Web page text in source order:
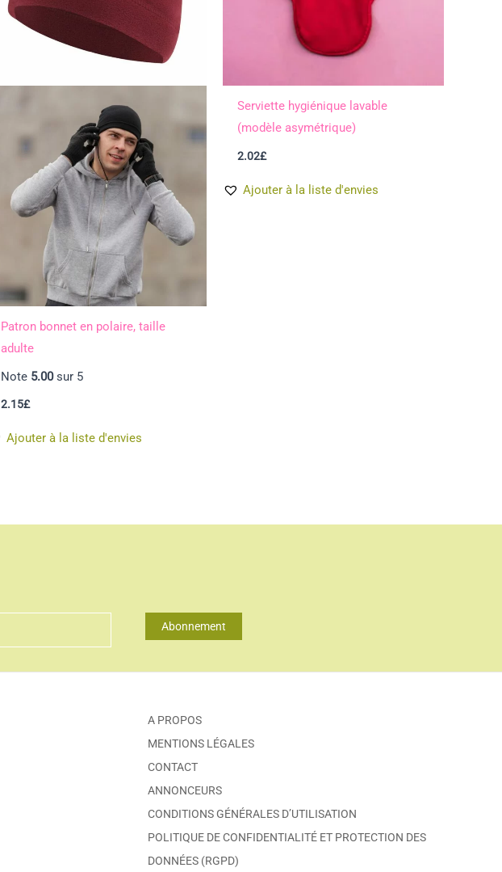
Patron bonnet en polaire, taille
adulte
Note 5.00sur 5
2.15£
Ajouter à la liste d'envies
Serviette hygiénique lavable
(modèle asymétrique)
2.02£
Ajouter à la liste d'envies
Abonnement
A PROPOS
MENTIONS LÉGALES
CONTACT
ANNONCEURS
CONDITIONS GÉNÉRALES D’UTILISATION
POLITIQUE DE CONFIDENTIALITÉ ET PROTECTION DES
DONNÉES (RGPD)